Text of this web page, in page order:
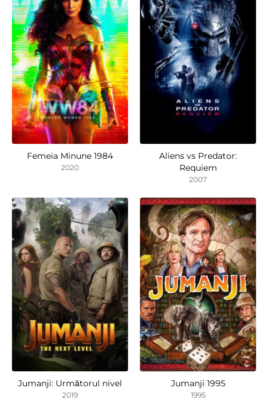
Femeia Minune 1984
2020
Aliens vs Predator:
Requiem
2007
Jumanji: Următorul nivel
2019
Jumanji 1995
1995